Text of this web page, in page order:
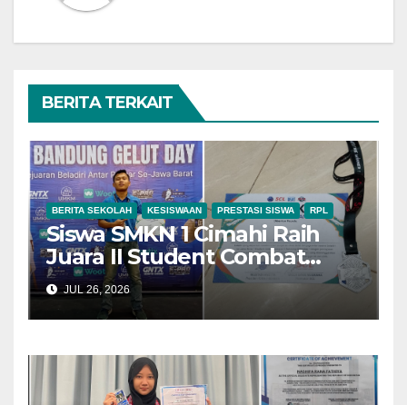
BERITA TERKAIT
BERITA SEKOLAH KESISWAAN PRESTASI SISWA RPL
Siswa SMKN 1 Cimahi Raih
Juara II Student Combat
League Bandung Gelut Day
2026
JUL 26, 2026